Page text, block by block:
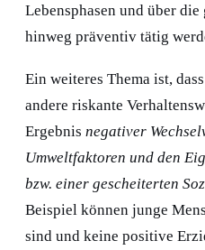
Lebensphasen und über die
hinweg präventiv tätig
Ein weiteres Thema ist,
andere riskante
Ergebnis negativer
Umweltfaktoren und den
bzw. einer gescheiterten
Beispiel können junge
sind und keine positive